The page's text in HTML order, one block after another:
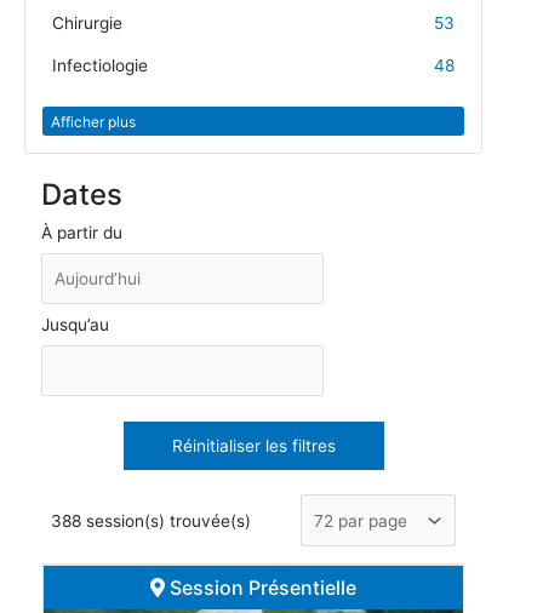
Chirurgie 53
Infectiologie 48
Afficher plus
Dates
À partir du
Jusqu’au
Réinitialiser les filtres
388 session(s) trouvée(s)
Session Présentielle